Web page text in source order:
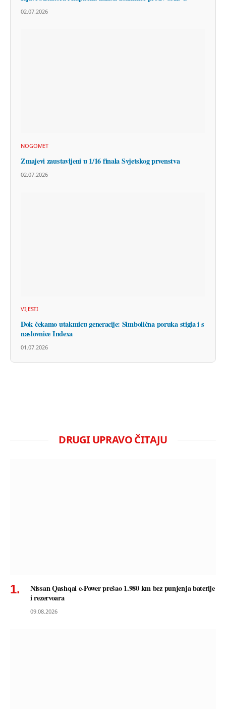
02.07.2026
NOGOMET
Zmajevi zaustavljeni u 1/16 finala Svjetskog prvenstva
02.07.2026
VIJESTI
Dok čekamo utakmicu generacije: Simbolična poruka stigla i s
naslovnice Indexa
01.07.2026
DRUGI UPRAVO ČITAJU
Nissan Qashqai e-Power prešao 1.980 km bez punjenja baterije
i rezervoara
09.08.2026